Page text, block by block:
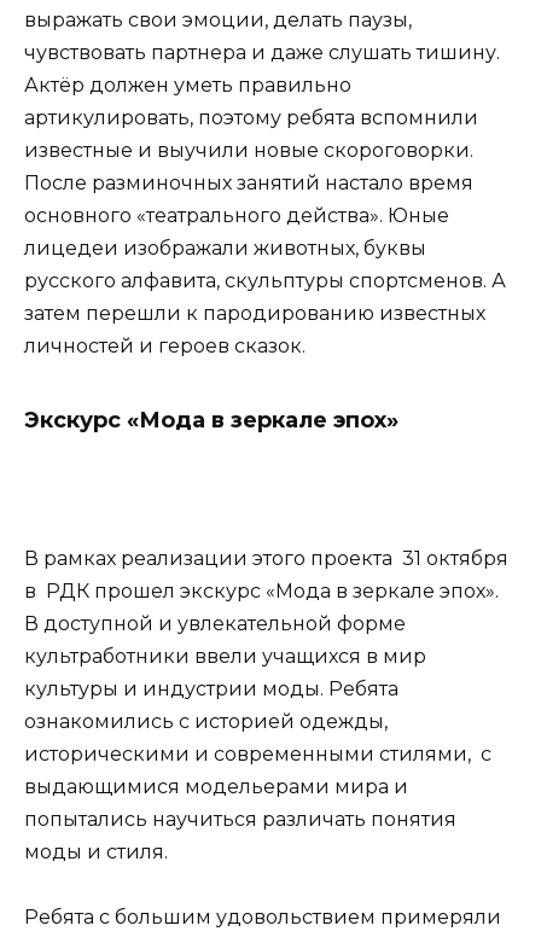
выражать свои эмоции, делать паузы,
чувствовать партнера и даже слушать тишину.
Актёр должен уметь правильно
артикулировать, поэтому ребята вспомнили
известные и выучили новые скороговорки.
После разминочных занятий настало время
основного «театрального действа». Юные
лицедеи изображали животных, буквы
русского алфавита, скульптуры спортсменов. А
затем перешли к пародированию известных
личностей и героев сказок.
Экскурс «Мода в зеркале эпох»
В рамках реализации этого проекта 31 октября
в РДК прошел экскурс «Мода в зеркале эпох».
В доступной и увлекательной форме
культработники ввели учащихся в мир
культуры и индустрии моды. Ребята
ознакомились с историей одежды,
историческими и современными стилями, с
выдающимися модельерами мира и
попытались научиться различать понятия
моды и стиля.
Ребята с большим удовольствием примеряли